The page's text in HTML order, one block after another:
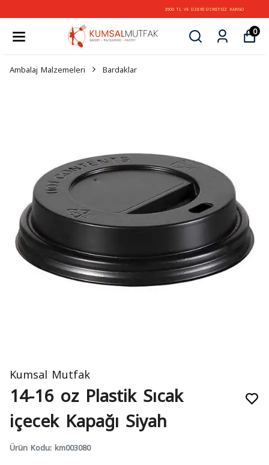
3500 TL VE ÜZERİ ÜCRETSİZ KARGO
0
Ambalaj Malzemeleri Bardaklar
Kumsal Mutfak
14-16 oz Plastik Sıcak
içecek Kapağı Siyah
Ürün Kodu: km003080